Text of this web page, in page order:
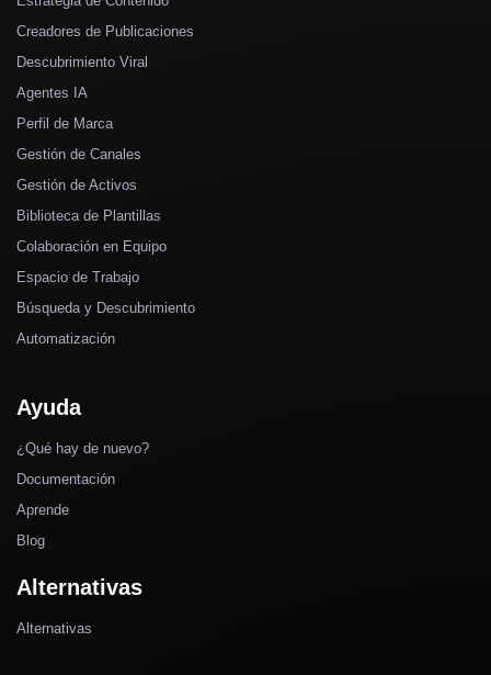
Creadores de Publicaciones
Descubrimiento Viral
Agentes IA
Perfil de Marca
Gestión de Canales
Gestión de Activos
Biblioteca de Plantillas
Colaboración en Equipo
Espacio de Trabajo
Búsqueda y Descubrimiento
Automatización
Ayuda
¿Qué hay de nuevo?
Documentación
Aprende
Blog
Alternativas
Alternativas